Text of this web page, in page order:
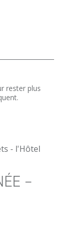
rester plus
–